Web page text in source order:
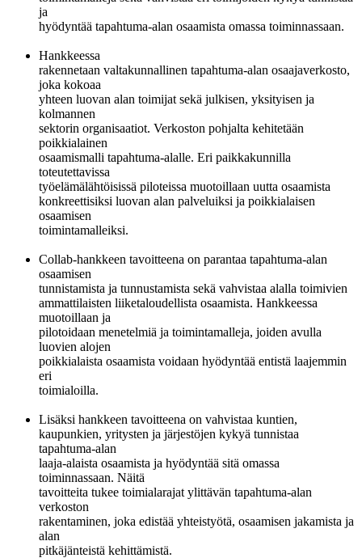
ja
hyödyntää tapahtuma-alan osaamista omassa toiminnassaan.
Hankkeessa
rakennetaan valtakunnallinen tapahtuma-alan osaajaverkosto,
joka kokoaa
yhteen luovan alan toimijat sekä julkisen, yksityisen ja
kolmannen
sektorin organisaatiot. Verkoston pohjalta kehitetään
poikkialainen
osaamismalli tapahtuma-alalle. Eri paikkakunnilla
toteutettavissa
työelämälähtöisissä piloteissa muotoillaan uutta osaamista
konkreettisiksi luovan alan palveluiksi ja poikkialaisen
osaamisen
toimintamalleiksi.
Collab-hankkeen tavoitteena on parantaa tapahtuma-alan
osaamisen
tunnistamista ja tunnustamista sekä vahvistaa alalla toimivien
ammattilaisten liiketaloudellista osaamista. Hankkeessa
muotoillaan ja
pilotoidaan menetelmiä ja toimintamalleja, joiden avulla
luovien alojen
poikkialaista osaamista voidaan hyödyntää entistä laajemmin
eri
toimialoilla.
Lisäksi hankkeen tavoitteena on vahvistaa kuntien,
kaupunkien, yritysten ja järjestöjen kykyä tunnistaa
tapahtuma-alan
laaja-alaista osaamista ja hyödyntää sitä omassa
toiminnassaan. Näitä
tavoitteita tukee toimialarajat ylittävän tapahtuma-alan
verkoston
rakentaminen, joka edistää yhteistyötä, osaamisen jakamista ja
alan
pitkäjänteistä kehittämistä.